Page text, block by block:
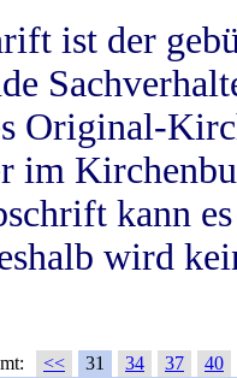
ist der
Original-
im
kann
wird
<< 31 34 37
40